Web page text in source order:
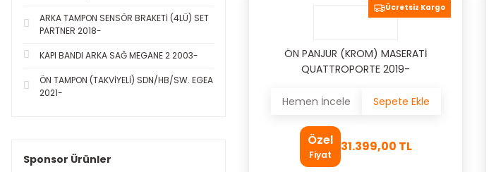
ARKA TAMPON SENSÖR BRAKETİ (4LÜ) SET
PARTNER 2018-
KAPI BANDI ARKA SAĞ MEGANE 2 2003-
ÖN TAMPON (TAKVİYELİ) SDN/HB/SW. EGEA
2021-
Sponsor Ürünler
Ücretsiz Kargo
ÖN PANJUR (KROM) MASERATİ
QUATTROPORTE 2019-
Hemen İncele Sepete Ekle
Özel
Fiyat
31.399,00 TL